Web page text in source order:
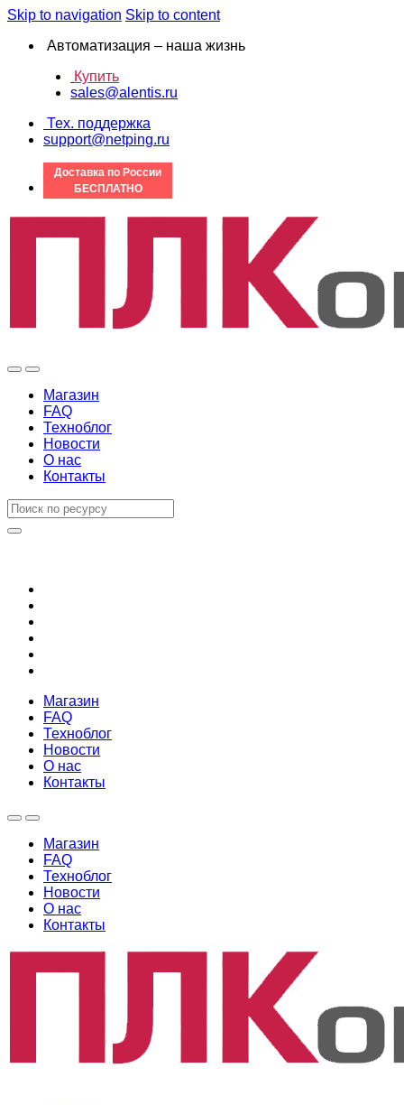
Skip to navigation Skip to content
Автоматизация – наша жизнь
Купить
sales@alentis.ru
Тех. поддержка
support@netping.ru
Доставка по России
БЕСПЛАТНО
Магазин
FAQ
Техноблог
Новости
О нас
Контакты
Магазин
FAQ
Техноблог
Новости
О нас
Контакты
Магазин
FAQ
Техноблог
Новости
О нас
Контакты